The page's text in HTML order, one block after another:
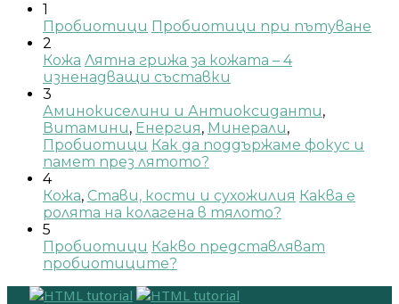
1
Пробиотици Пробиотици при пътуване
2
Кожа Лятна грижа за кожата – 4
изненадващи съставки
3
Аминокиселини и Антиоксиданти,
Витамини, Енергия, Минерали,
Пробиотици Как да поддържаме фокус и
памет през лятото?
4
Кожа, Стави, кости и сухожилия Каква е
ролята на колагена в тялото?
5
Пробиотици Какво представляват
пробиотиците?